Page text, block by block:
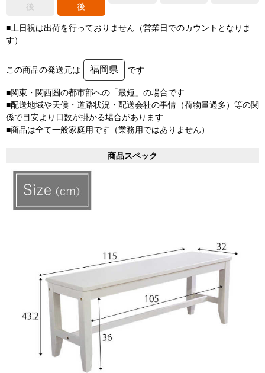
後
後
■土日祝は出荷を行っておりません（営業日でのカウントとなりま
す）
この商品の発送元は 福岡県 です
■関東・関西圏の都市部への「最短」の場合です
■配送地域や天候・道路状況・配送会社の事情（荷物量過多）等の関
係で目安より日数が掛かる場合があります
■商品は全て一般家庭用です（業務用ではありません）
商品スペック